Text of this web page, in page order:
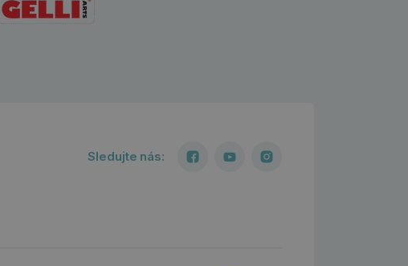
Sledujte nás: